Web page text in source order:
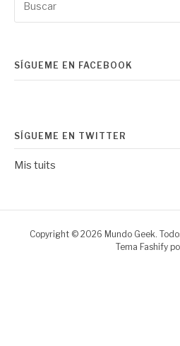
por:
SÍGUEME EN FACEBOOK
SÍGUEME EN TWITTER
Mis tuits
Copyright © 2026 Mundo Geek.
Tema Fashify